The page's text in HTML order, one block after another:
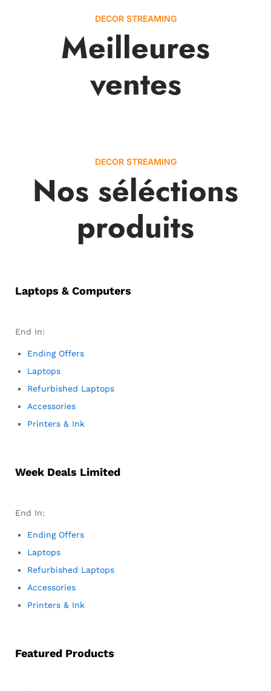
DECOR STREAMING
Meilleures
ventes
DECOR STREAMING
Nos séléctions
produits
Laptops & Computers
End In:
Ending Offers
Laptops
Refurbished Laptops
Accessories
Printers & Ink
Week Deals Limited
End In:
Ending Offers
Laptops
Refurbished Laptops
Accessories
Printers & Ink
Featured Products